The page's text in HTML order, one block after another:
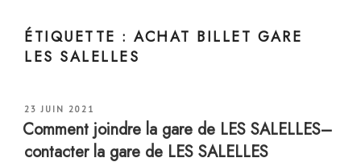
ÉTIQUETTE :ACHAT BILLET GARE
LES SALELLES
PUBLIÉ
LE
23 JUIN 2021
Comment joindre la gare de LES SALELLES–
contacter la gare de LES SALELLES